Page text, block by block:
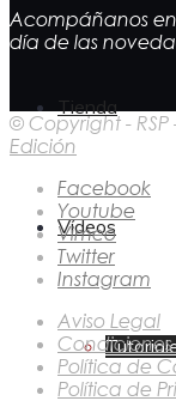
Tienda
Vídeos
Acompáñanos
día de las
© Copyright - RSP
Edición
Facebook
Youtube
Vimeo
Twitter
Instagram
Aviso Legal
Política de
Política de